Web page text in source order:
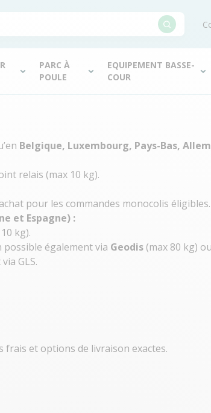
PARC À
POULE
EQUIPEMENT BASSE-
COUR
Belgique, Luxembourg, Pays-Bas,
relais (max 10 kg).
pour les commandes monocolis éligibles.
et Espagne) :
kg).
possible également via Geodis (max 80 kg) ou
GLS.
frais et options de livraison exactes.